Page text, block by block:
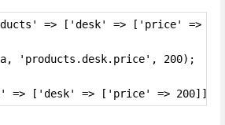
=> ['desk' => ['price' =>
'products.desk.price', 200);
=> ['desk' => ['price' => 200]]]